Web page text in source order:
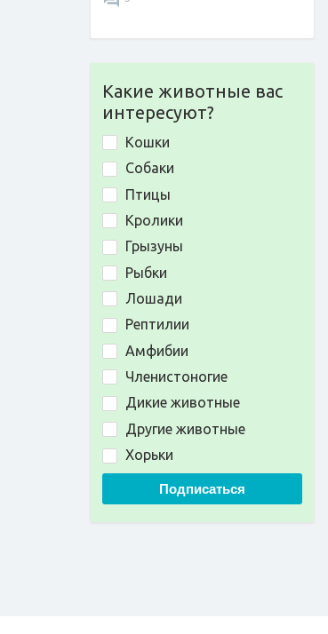
Какие животные вас
интересуют?
Кошки
Собаки
Птицы
Кролики
Грызуны
Рыбки
Лошади
Рептилии
Амфибии
Членистоногие
Дикие животные
Другие животные
Хорьки
Подписаться